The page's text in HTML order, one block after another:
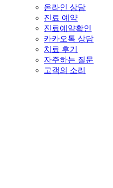
온라인 상담
진료 예약
진료예약확인
카카오톡 상담
치료 후기
자주하는 질문
고객의 소리